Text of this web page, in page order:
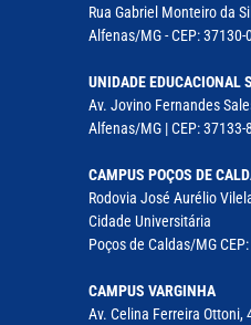
Rua Gabriel Monteiro da
Alfenas/MG - CEP:
UNIDADE EDUCACIONAL
Av. Jovino Fernandes
Alfenas/MG | CEP: 37133-
CAMPUS POÇOS DE
Rodovia José Aurélio
Cidade Universitária
Poços de Caldas/MG
CAMPUS VARGINHA
Av. Celina Ferreira Ottoni,